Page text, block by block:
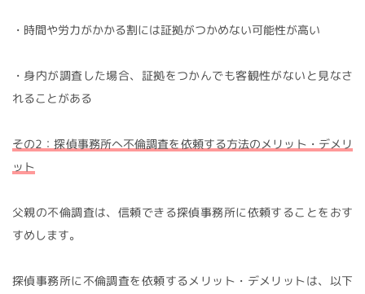
・時間や労力がかかる割には証拠がつかめない可能性が高い
・身内が調査した場合、証拠をつかんでも客観性がないと見なさ
れることがある
その2：探偵事務所へ不倫調査を依頼する方法のメリット・デメリ
ット
父親の不倫調査は、信頼できる探偵事務所に依頼することをおす
すめします。
探偵事務所に不倫調査を依頼するメリット・デメリットは、以下